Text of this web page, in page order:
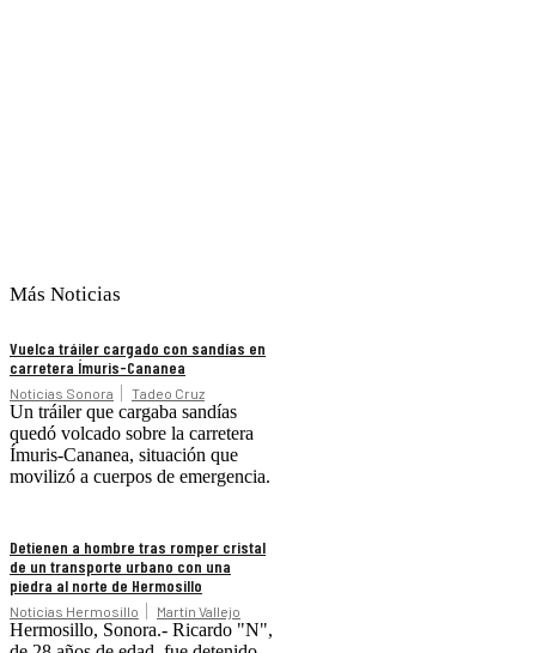
Más Noticias
Vuelca tráiler cargado con sandías en
carretera Ímuris-Cananea
Noticias Sonora Tadeo Cruz
Un tráiler que cargaba sandías
quedó volcado sobre la carretera
Ímuris-Cananea, situación que
movilizó a cuerpos de emergencia.
Detienen a hombre tras romper cristal
de un transporte urbano con una
piedra al norte de Hermosillo
Noticias Hermosillo Martín Vallejo
Hermosillo, Sonora.- Ricardo "N",